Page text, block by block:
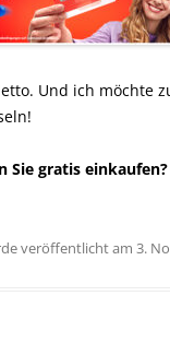
Und ich möchte
Sie gratis einkaufen?
veröffentlicht am 3.